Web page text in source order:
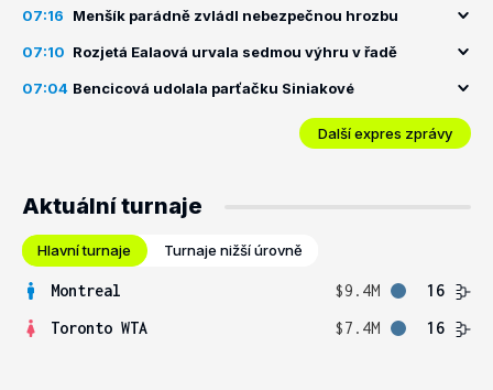
07:16 Menšík parádně zvládl nebezpečnou hrozbu
07:10 Rozjetá Ealaová urvala sedmou výhru v řadě
07:04 Bencicová udolala parťačku Siniakové
Další expres zprávy
Aktuální turnaje
Hlavní turnaje Turnaje nižší úrovně
Montreal $9.4M
16
Toronto WTA
$7.4M 16